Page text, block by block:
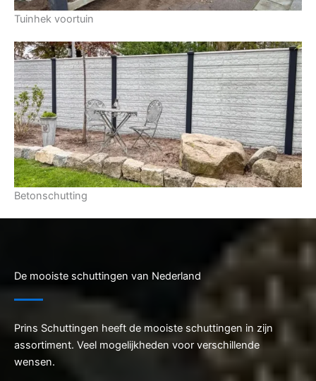
Tuinhek voortuin
Betonschutting
De mooiste schuttingen van Nederland
Prins Schuttingen heeft de mooiste schuttingen in zijn
assortiment. Veel mogelijkheden voor verschillende
wensen.